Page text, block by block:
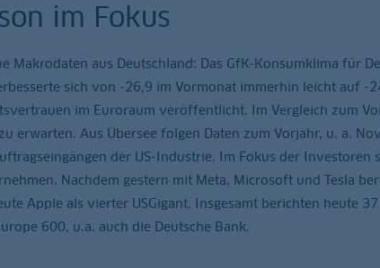
im Fokus
Makrodaten aus Deutschland: Das GfK-Konsumklima für
sich von -26,9 im Vormonat immerhin leicht auf -
im Euroraum veröffentlicht. Im Vergleich zum
erwarten. Aus Übersee folgen Daten zum Vorjahr, u. a.
der US-Industrie. Im Fokus der Investoren
Nachdem gestern mit Meta, Microsoft und Tesla
Apple als vierter USGigant. Insgesamt berichten heute
600, u.a. auch die Deutsche Bank.